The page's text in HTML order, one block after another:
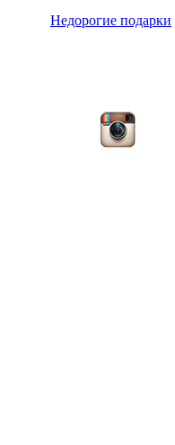
Недорогие подарки